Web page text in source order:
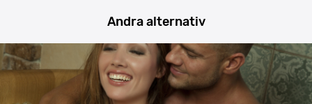
Andra alternativ